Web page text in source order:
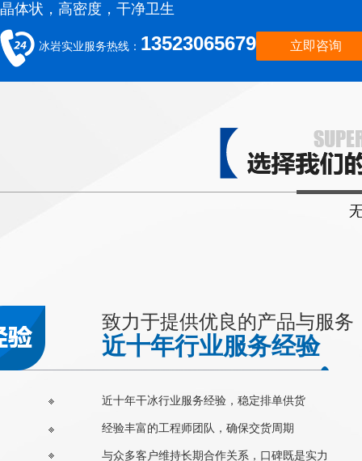
晶体状，高密度，干净卫生
冰岩实业服务热线： 13523065679 立即咨询
致力于提供优良的产品与服务
近十年行业服务经验
近十年干冰行业服务经验，稳定排单供货
经验丰富的工程师团队，确保交货周期
与众多客户维持长期合作关系，口碑既是实力